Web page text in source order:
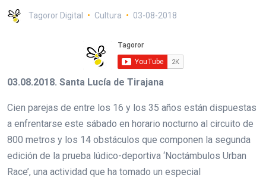
Tagoror Digital Cultura 03-08-2018
03.08.2018. Santa Lucía de Tirajana
Cien parejas de entre los 16 y los 35 años están dispuestas
a enfrentarse este sábado en horario nocturno al circuito de
800 metros y los 14 obstáculos que componen la segunda
edición de la prueba lúdico-deportiva ‘Noctámbulos Urban
Race’, una actividad que ha tomado un especial